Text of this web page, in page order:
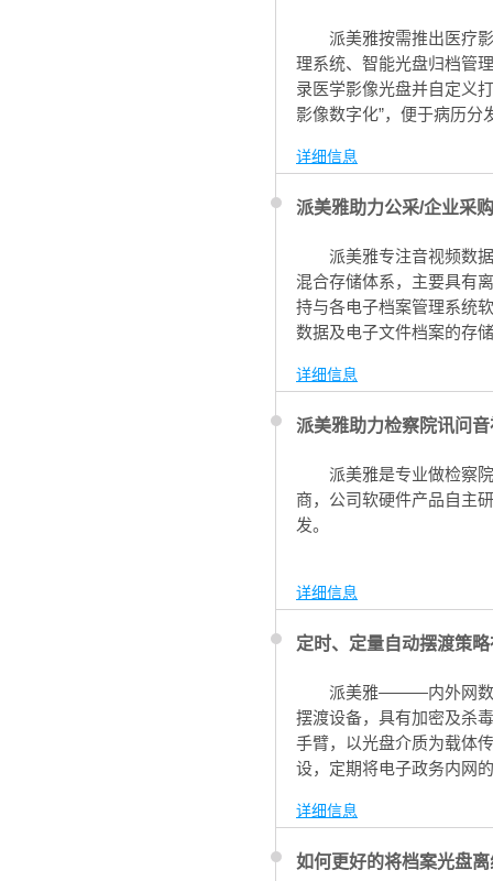
派美雅按需推出医疗
理系统、智能光盘归档管
录医学影像光盘并自定义
影像数字化”，便于病历
详细信息
派美雅助力公采/企业采
派美雅专注音视频数
混合存储体系，主要具有
持与各电子档案管理系统
数据及电子文件档案的存
详细信息
派美雅助力检察院讯问
派美雅是专业做检察
商，公司软硬件产品自主
发。
详细信息
定时、定量自动摆渡策
派美雅———内外网数
摆渡设备，具有加密及杀
手臂，以光盘介质为载体
设，定期将电子政务内网
详细信息
如何更好的将档案光盘